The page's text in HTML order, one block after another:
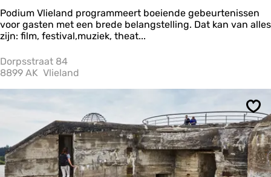
o
o
g
P
o
d
u
m
l
n
d
Podium Vlieland programmeert boeiende gebeurtenissen
voor gasten met een brede belangstelling. Dat kan van alles
zijn: film, festival,muziek, theat...
Dorpsstraat 84
8899 AK Vlieland